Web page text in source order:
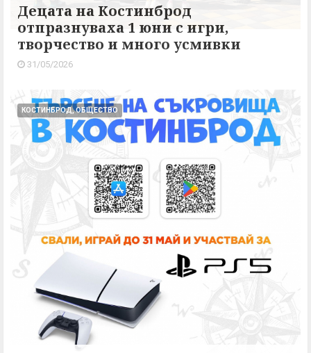
Децата на Костинброд
отпразнуваха 1 юни с игри,
творчество и много усмивки
31/05/2026
КОСТИНБРОД, ОБЩЕСТВО